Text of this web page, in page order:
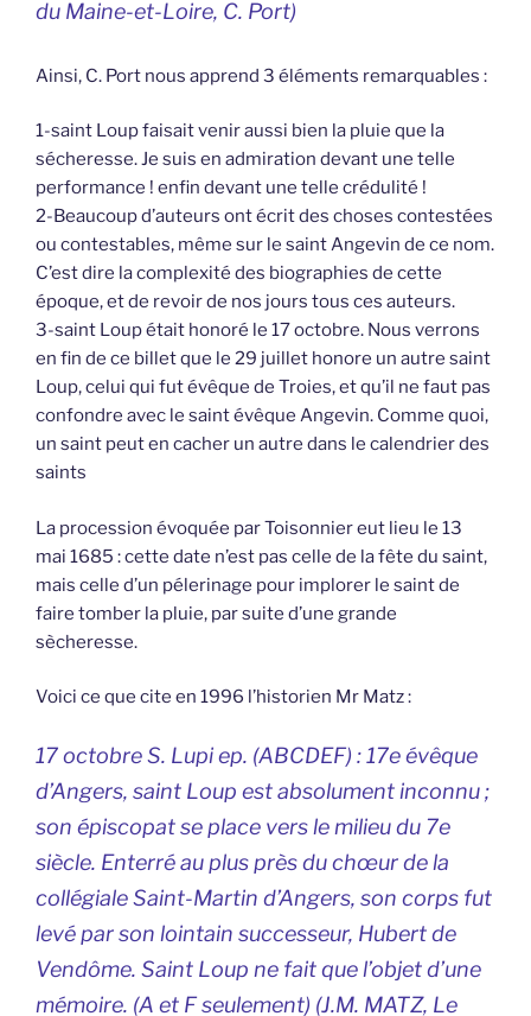
du Maine-et-Loire, C. Port)
Ainsi, C. Port nous apprend 3 éléments remarquables :
1-saint Loup faisait venir aussi bien la pluie que la
sécheresse. Je suis en admiration devant une telle
performance ! enfin devant une telle crédulité !
2-Beaucoup d’auteurs ont écrit des choses contestées
ou contestables, même sur le saint Angevin de ce nom.
C’est dire la complexité des biographies de cette
époque, et de revoir de nos jours tous ces auteurs.
3-saint Loup était honoré le 17 octobre. Nous verrons
en fin de ce billet que le 29 juillet honore un autre saint
Loup, celui qui fut évêque de Troies, et qu’il ne faut pas
confondre avec le saint évêque Angevin. Comme quoi,
un saint peut en cacher un autre dans le calendrier des
saints
La procession évoquée par Toisonnier eut lieu le 13
mai 1685 : cette date n’est pas celle de la fête du saint,
mais celle d’un pélerinage pour implorer le saint de
faire tomber la pluie, par suite d’une grande
sècheresse.
Voici ce que cite en 1996 l’historien Mr Matz :
17 octobre S. Lupi ep. (ABCDEF) : 17e évêque
d’Angers, saint Loup est absolument inconnu ;
son épiscopat se place vers le milieu du 7e
siècle. Enterré au plus près du chœur de la
collégiale Saint-Martin d’Angers, son corps fut
levé par son lointain successeur, Hubert de
Vendôme. Saint Loup ne fait que l’objet d’une
mémoire. (A et F seulement) (J.M. MATZ, Le